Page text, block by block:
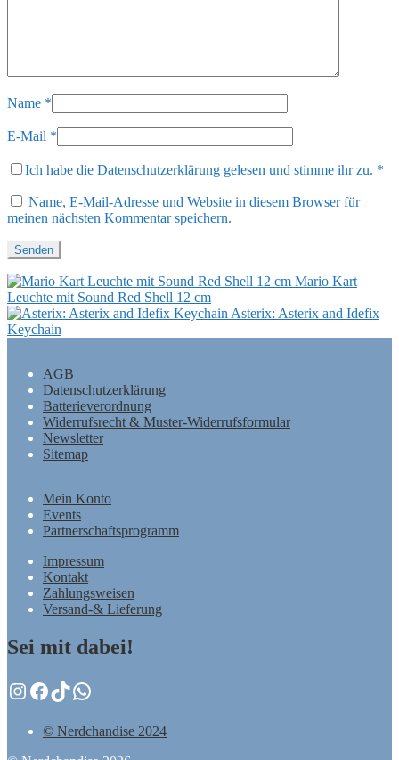
Name *
E-Mail *
Ich habe die Datenschutzerklärung gelesen und stimme ihr zu. *
Name, E-Mail-Adresse und Website in diesem Browser für
meinen nächsten Kommentar speichern.
Mario Kart
Leuchte mit Sound Red Shell 12 cm
Asterix: Asterix and Idefix
Keychain
AGB
Datenschutzerklärung
Batterieverordnung
Widerrufsrecht & Muster-Widerrufsformular
Newsletter
Sitemap
Mein Konto
Events
Partnerschaftsprogramm
Impressum
Kontakt
Zahlungsweisen
Versand-& Lieferung
Sei mit dabei!
Instagram
Facebook
TikTok
WhatsApp
© Nerdchandise 2024